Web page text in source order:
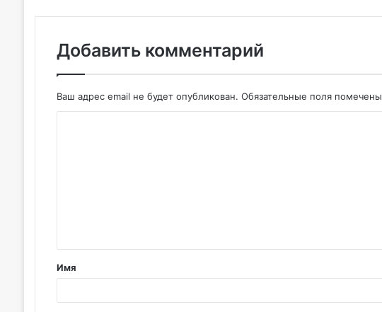
Добавить комментарий
Ваш адрес email не будет опубликован. Обязательные поля помечены
т
а
Имя